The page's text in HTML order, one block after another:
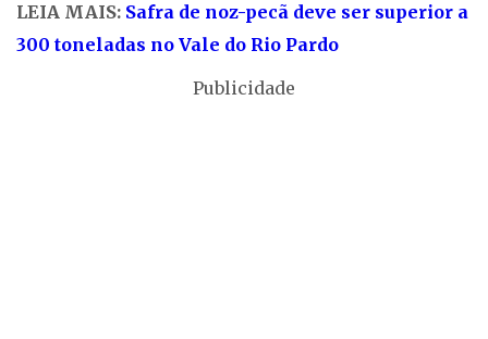
LEIA MAIS: Safra de noz-pecã deve ser superior a
300 toneladas no Vale do Rio Pardo
Publicidade